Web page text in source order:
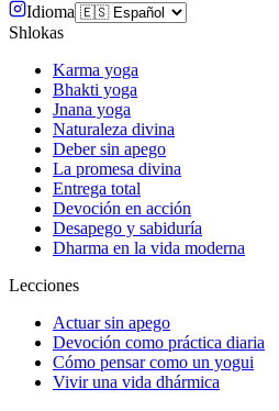
Idioma
Shlokas
Karma yoga
Bhakti yoga
Jnana yoga
Naturaleza divina
Deber sin apego
La promesa divina
Entrega total
Devoción en acción
Desapego y sabiduría
Dharma en la vida moderna
Lecciones
Actuar sin apego
Devoción como práctica diaria
Cómo pensar como un yogui
Vivir una vida dhármica